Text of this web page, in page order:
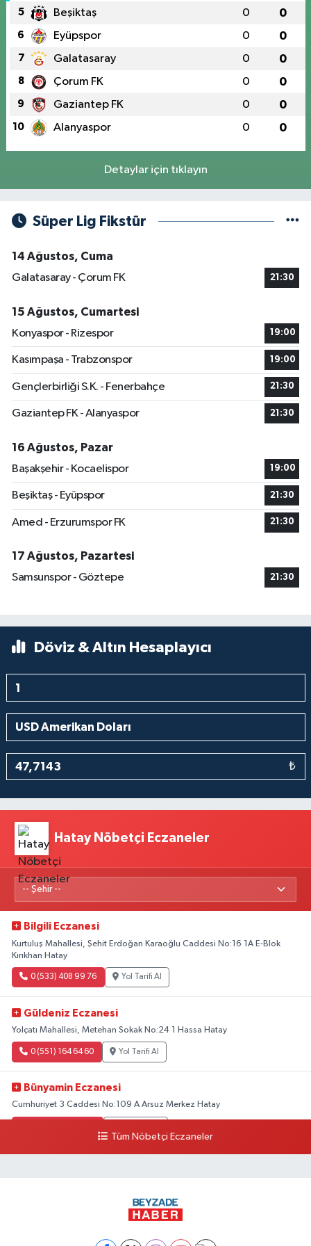
5 Beşiktaş 0 0
6 Eyüpspor 0 0
7 Galatasaray 0 0
8 Çorum FK 0 0
9 Gaziantep FK 0 0
10 Alanyaspor 0 0
Detaylar için tıklayın
Süper Lig Fikstür
14 Ağustos, Cuma
Galatasaray - Çorum FK
21:30
15 Ağustos, Cumartesi
Konyaspor - Rizespor
19:00
Kasımpaşa - Trabzonspor 19:00
Gençlerbirliği S.K. - Fenerbahçe 21:30
Gaziantep FK - Alanyaspor 21:30
16 Ağustos, Pazar
Başakşehir - Kocaelispor
19:00
Beşiktaş - Eyüpspor 21:30
Amed - Erzurumspor FK 21:30
17 Ağustos, Pazartesi
Samsunspor - Göztepe
21:30
Döviz & Altın Hesaplayıcı
₺
Hatay Nöbetçi Eczaneler
Bilgili Eczanesi
Kurtuluş Mahallesi, Şehit Erdoğan Karaoğlu Caddesi No:16 1A E-Blok
Kırıkhan Hatay
0 (533) 408 99 76 Yol Tarifi Al
Güldeniz Eczanesi
Yolçatı Mahallesi, Metehan Sokak No:24 1 Hassa Hatay
0 (551) 164 64 60 Yol Tarifi Al
Bünyamin Eczanesi
Cumhuriyet 3 Caddesi No:109 A Arsuz Merkez Hatay
Yol Tarifi Al
Tüm Nöbetçi Eczaneler